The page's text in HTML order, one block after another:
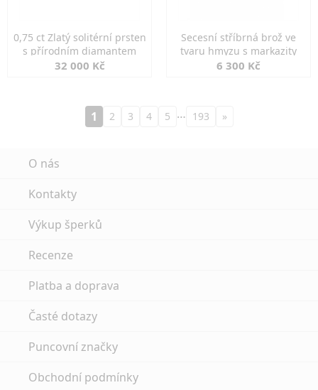
0,75 ct Zlatý solitérní prsten
s přírodním diamantem
32 000 Kč
Secesní stříbrná brož ve
tvaru hmyzu s markazity
6 300 Kč
1 2 3 4 5 … 193 »
O nás
Kontakty
Výkup šperků
Recenze
Platba a doprava
Časté dotazy
Puncovní značky
Obchodní podmínky